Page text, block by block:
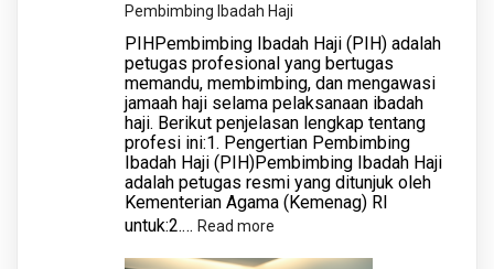
Pembimbing Ibadah Haji
PIHPembimbing Ibadah Haji (PIH) adalah
petugas profesional yang bertugas
memandu, membimbing, dan mengawasi
jamaah haji selama pelaksanaan ibadah
haji. Berikut penjelasan lengkap tentang
profesi ini:1. Pengertian Pembimbing
Ibadah Haji (PIH)Pembimbing Ibadah Haji
adalah petugas resmi yang ditunjuk oleh
Kementerian Agama (Kemenag) RI
untuk:2.… Read more